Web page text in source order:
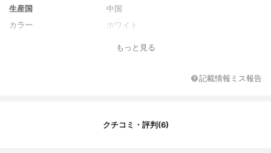
生産国
中国
カラー
ホワイト
約125.5g （スカルプ用アタッチメント：約
47g / フェイス用アタッチメント:約38g）
約3時間
もっと見る
記載情報ミス報告
クチコミ・評判(6)